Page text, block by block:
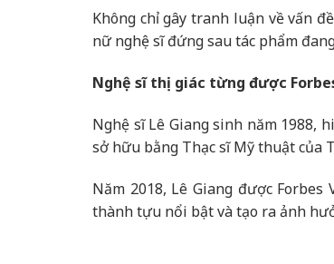
Không chỉ gây tranh luận về vấn
nữ nghệ sĩ đứng sau tác phẩm
Nghệ sĩ thị giác từng được
Nghệ sĩ Lê Giang sinh năm 1988,
sở hữu bằng Thạc sĩ Mỹ thuật của
Năm 2018, Lê Giang được
thành tựu nổi bật và tạo ra ảnh